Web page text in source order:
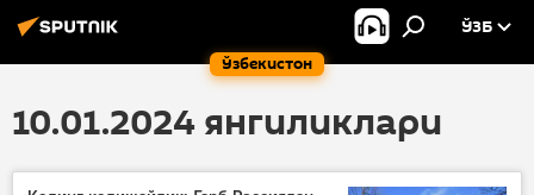
Ўзбекистон
ЎЗБ
10.01.2024 янгиликлари